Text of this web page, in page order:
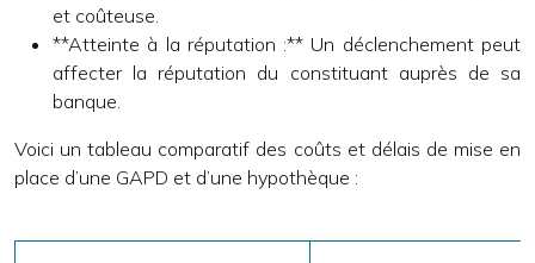
et coûteuse.
**Atteinte à la réputation :** Un déclenchement peut
affecter la réputation du constituant auprès de sa
banque.
Voici un tableau comparatif des coûts et délais de mise en
place d’une GAPD et d’une hypothèque :